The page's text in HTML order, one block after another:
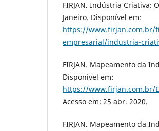
FIRJAN. Indústria Criativa:
Janeiro. Disponível em:
https://www.firjan.com.br/
empresarial/industria-
FIRJAN. Mapeamento da
Disponível em:
https://www.firjan.com.br/
Acesso em: 25 abr. 2020.
FIRJAN. Mapeamento da